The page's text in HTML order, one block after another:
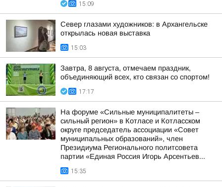
15:09
Север глазами художников: в Архангельске
открылась новая выставка
15:03
Завтра, 8 августа, отмечаем праздник,
объединяющий всех, кто связан со спортом!
17:17
На форуме «Сильные муниципалитеты –
сильный регион» в Котласе и Котласском
округе председатель ассоциации «Совет
муниципальных образований», член
Президиума Регионального политсовета
партии «Единая Россия Игорь Арсентьев...
15:35